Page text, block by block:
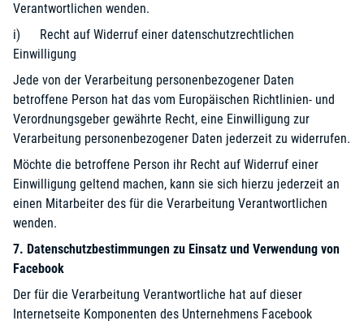
Verantwortlichen wenden.
i) Recht auf Widerruf einer datenschutzrechtlichen
Einwilligung
Jede von der Verarbeitung personenbezogener Daten
betroffene Person hat das vom Europäischen Richtlinien- und
Verordnungsgeber gewährte Recht, eine Einwilligung zur
Verarbeitung personenbezogener Daten jederzeit zu widerrufen.
Möchte die betroffene Person ihr Recht auf Widerruf einer
Einwilligung geltend machen, kann sie sich hierzu jederzeit an
einen Mitarbeiter des für die Verarbeitung Verantwortlichen
wenden.
7. Datenschutzbestimmungen zu Einsatz und Verwendung von
Facebook
Der für die Verarbeitung Verantwortliche hat auf dieser
Internetseite Komponenten des Unternehmens Facebook